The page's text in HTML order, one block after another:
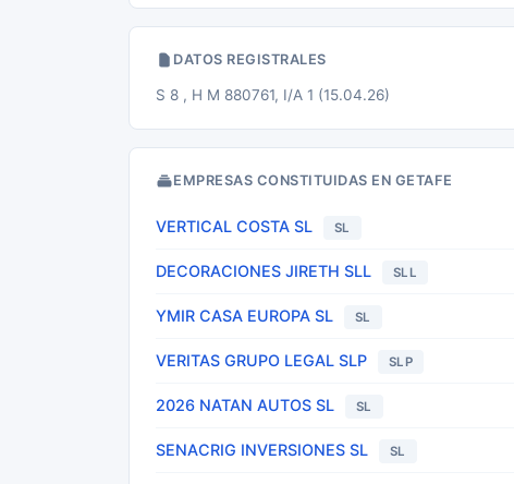
DATOS REGISTRALES
S 8 , H M 880761, I/A 1 (15.04.26)
EMPRESAS CONSTITUIDAS EN GETAFE
VERTICAL COSTA SL SL
DECORACIONES JIRETH SLL SLL
YMIR CASA EUROPA SL SL
VERITAS GRUPO LEGAL SLP SLP
2026 NATAN AUTOS SL SL
SENACRIG INVERSIONES SL SL